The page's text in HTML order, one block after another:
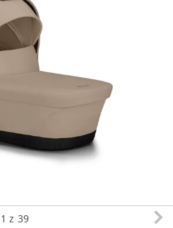
1 z 39